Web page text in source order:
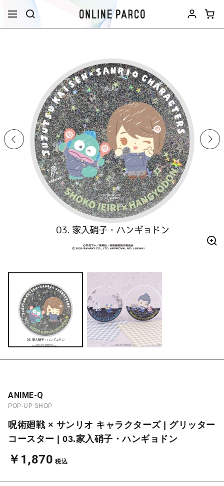
ANIME-Q
POP-UP SHOP
呪術廻戦 × サンリオ キャラクターズ | グリッター
コースター | 03.家入硝子・ハンギョドン
￥1,870 税込